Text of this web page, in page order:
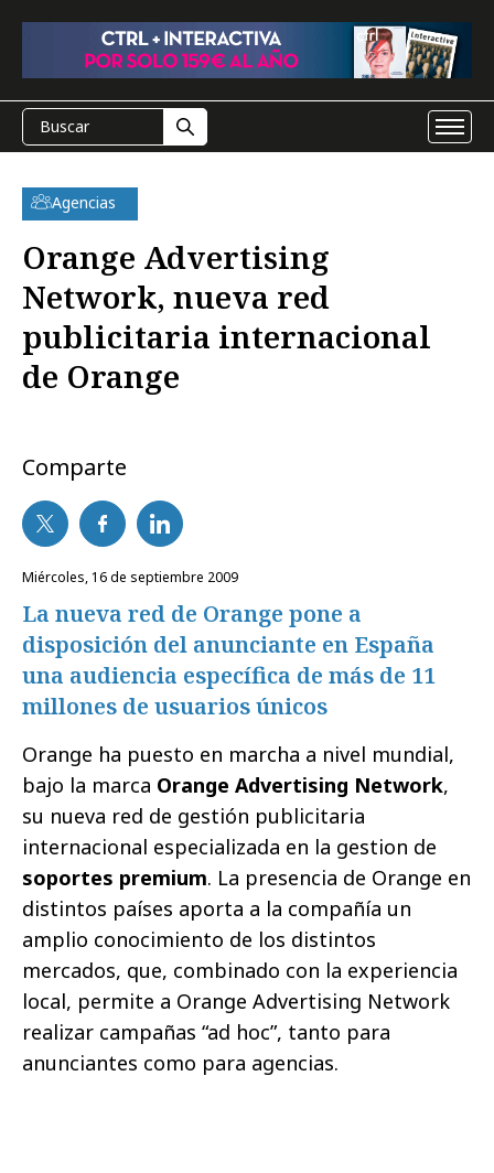
Agencias
Orange Advertising
Network, nueva red
publicitaria internacional
de Orange
Comparte
miércoles, 16 de septiembre 2009
La nueva red de Orange pone a
disposición del anunciante en España
una audiencia específica de más de 11
millones de usuarios únicos
Orange ha puesto en marcha a nivel mundial,
bajo la marca Orange Advertising Network,
su nueva red de gestión publicitaria
internacional especializada en la gestion de
soportes premium. La presencia de Orange en
distintos países aporta a la compañía un
amplio conocimiento de los distintos
mercados, que, combinado con la experiencia
local, permite a Orange Advertising Network
realizar campañas “ad hoc”, tanto para
anunciantes como para agencias.